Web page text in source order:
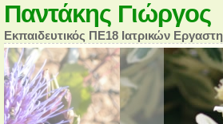
Παντάκης Γιώργος
Εκπαιδευτικός ΠΕ18 Ιατρικών